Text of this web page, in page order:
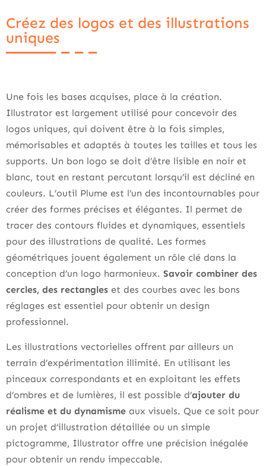
Créez des logos et des illustrations
uniques
Une fois les bases acquises, place à la création.
Illustrator est largement utilisé pour concevoir des
logos uniques, qui doivent être à la fois simples,
mémorisables et adaptés à toutes les tailles et tous les
supports. Un bon logo se doit d’être lisible en noir et
blanc, tout en restant percutant lorsqu’il est décliné en
couleurs. L’outil Plume est l’un des incontournables pour
créer des formes précises et élégantes. Il permet de
tracer des contours fluides et dynamiques, essentiels
pour des illustrations de qualité. Les formes
géométriques jouent également un rôle clé dans la
conception d’un logo harmonieux. Savoir combiner des
cercles, des rectangles et des courbes avec les bons
réglages est essentiel pour obtenir un design
professionnel.
Les illustrations vectorielles offrent par ailleurs un
terrain d’expérimentation illimité. En utilisant les
pinceaux correspondants et en exploitant les effets
d’ombres et de lumières, il est possible d’ajouter du
réalisme et du dynamisme aux visuels. Que ce soit pour
un projet d’illustration détaillée ou un simple
pictogramme, Illustrator offre une précision inégalée
pour obtenir un rendu impeccable.